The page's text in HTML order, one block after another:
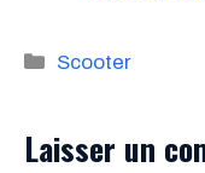
Catégories
Scooter
Laisser un